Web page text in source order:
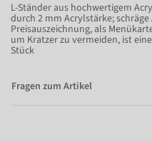
L-Ständer aus hochwertigem
durch 2 mm Acrylstärke;
Preisauszeichnung, als
um Kratzer zu vermeiden, ist
Stück
Fragen zum Artikel